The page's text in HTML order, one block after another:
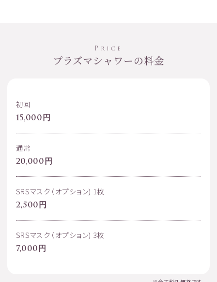
Price
プラズマシャワーの料金
初回
15,000円
通常
20,000円
SRSマスク（オプション) 1枚
2,500円
SRSマスク（オプション) 3枚
7,000円